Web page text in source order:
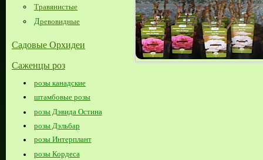
Травянистые
Древовидные
Садовые Орхидеи
Саженцы роз
розы канадские
штамбовые розы
розы Дэвида Остина
розы Дэльбар
розы Интерплант
розы Кордеса